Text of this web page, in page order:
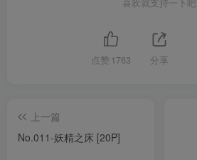
喜欢就支持一下吧
点赞 1763 分享
上一篇
No.011-妖精之床 [20P]